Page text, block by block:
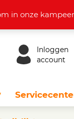
Inloggen
account
in onze